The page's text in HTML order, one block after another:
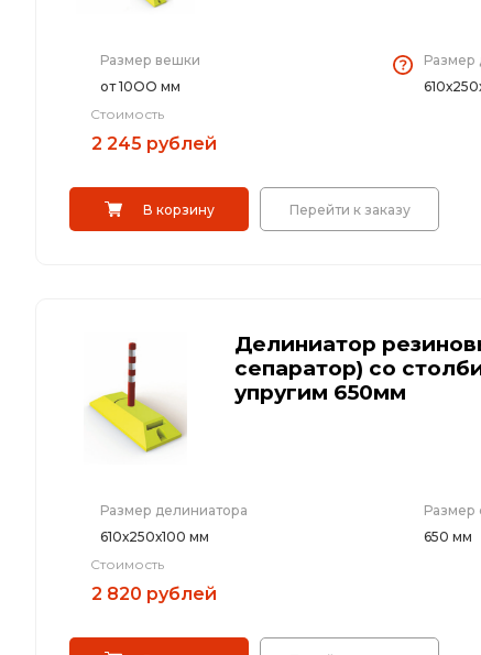
Размер вешки
от 10ОО мм
Размер
Стоимость
2 245 рублей
В корзину Перейти к заказу
Делиниатор
сепаратор) со
упругим 650мм
Размер делиниатора
610х250х100 мм
Размер
650 мм
Стоимость
2 820 рублей